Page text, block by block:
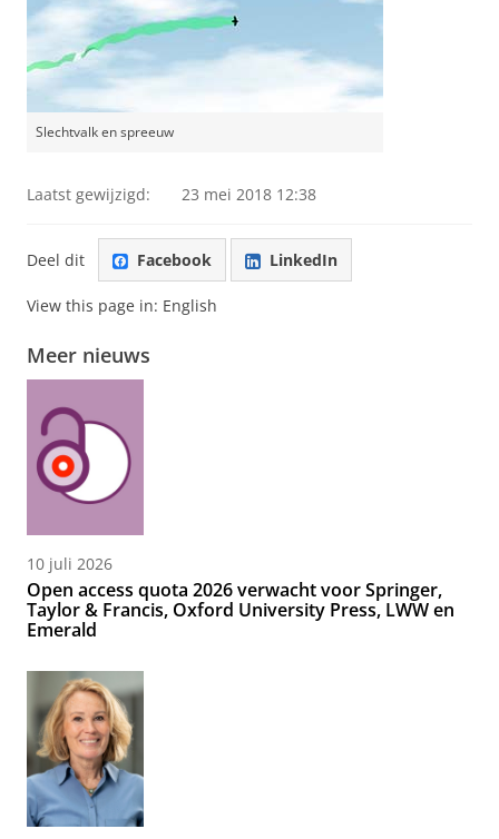
Slechtvalk en spreeuw
Laatst gewijzigd: 23 mei 2018 12:38
Deel dit Facebook LinkedIn
View this page in: English
Meer nieuws
10 juli 2026
Open access quota 2026 verwacht voor Springer,
Taylor & Francis, Oxford University Press, LWW en
Emerald